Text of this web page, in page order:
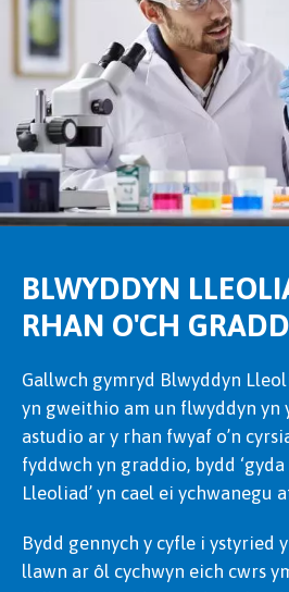
BLWYDDYN
RHAN O'CH GRADD
Gallwch gymryd Blwyddyn
yn gweithio am un flwyddyn yn
astudio ar y rhan fwyaf o’n
fyddwch yn graddio, bydd
Lleoliad’ yn cael ei ychwanegu
Bydd gennych y cyfle i ystyried
llawn ar ôl cychwyn eich cwrs